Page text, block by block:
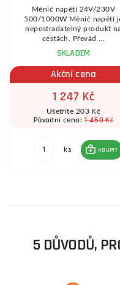
Měnič napětí 24V/230V
500/1000W Měnič napětí
nepostradatelný produkt
cestách. Převád ...
SKLADEM
Akční cena
1 247 Kč
Ušetříte 203 Kč
Původní cena:1 450 Kč
ks KOUPIT
5 DŮVODŮ,